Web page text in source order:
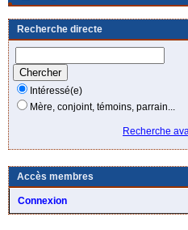
Recherche directe
Intéressé(e)
Mère, conjoint, témoins, parrain...
Recherche
Accès membres
Connexion